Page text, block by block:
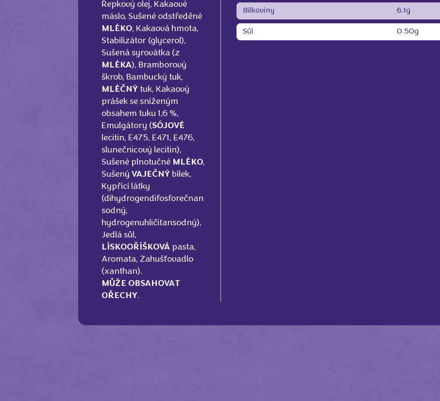
Řepkový olej, Kakaové
máslo, Sušené odstředěné
MLÉKO, Kakaová hmota,
Stabilizátor (glycerol),
Sušená syrovátka (z
MLÉKA), Bramborový
škrob, Bambucký tuk,
MLÉČNÝ tuk, Kakaový
prášek se sníženým
obsahem tuku 1,6 %,
Emulgátory (SÓJOVÉ
lecitin, E475, E471, E476,
slunečnicový lecitin),
Sušené plnotučné MLÉKO,
Sušený VAJEČNÝ bílek,
Kypřící látky
(dihydrogendifosforečnan
sodný,
hydrogenuhličitansodný),
Jedlá sůl,
LÍSKOOŘÍŠKOVÁ pasta,
Aromata, Zahušťovadlo
(xanthan).
MŮŽE OBSAHOVAT
OŘECHY.
Bílkoviny 6.1g
Sůl 0.50g